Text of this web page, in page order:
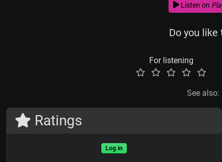
Listen on
Do you
For listening
See also:
Ratings
Log in